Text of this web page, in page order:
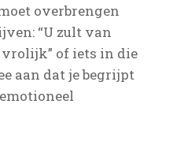
overbrengen
“U zult van
of iets in die
aan dat je begrijpt